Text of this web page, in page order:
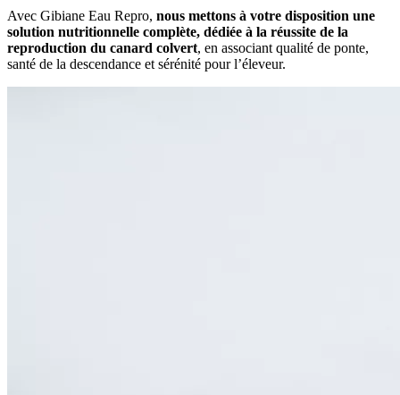
Avec Gibiane Eau Repro, nous mettons à votre disposition une
solution nutritionnelle complète, dédiée à la réussite de la
reproduction du canard colvert, en associant qualité de ponte,
santé de la descendance et sérénité pour l’éleveur.